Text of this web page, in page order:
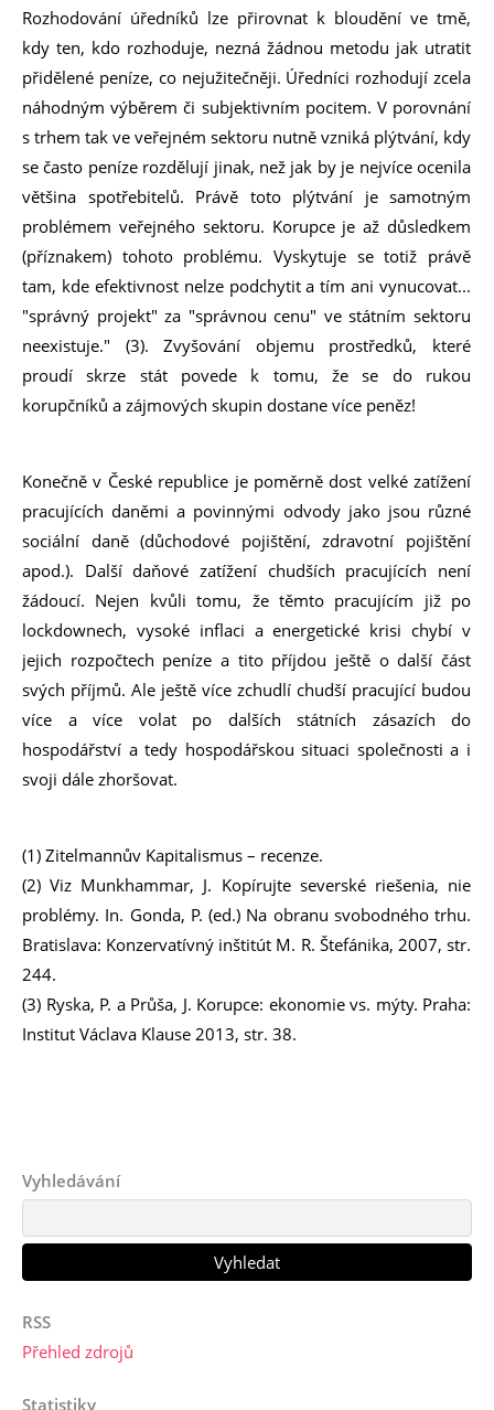
Rozhodování úředníků lze přirovnat k bloudění ve tmě,
kdy ten, kdo rozhoduje, nezná žádnou metodu jak utratit
přidělené peníze, co nejužitečněji. Úředníci rozhodují zcela
náhodným výběrem či subjektivním pocitem. V porovnání
s trhem tak ve veřejném sektoru nutně vzniká plýtvání, kdy
se často peníze rozdělují jinak, než jak by je nejvíce ocenila
většina spotřebitelů. Právě toto plýtvání je samotným
problémem veřejného sektoru. Korupce je až důsledkem
(příznakem) tohoto problému. Vyskytuje se totiž právě
tam, kde efektivnost nelze podchytit a tím ani vynucovat...
"správný projekt" za "správnou cenu" ve státním sektoru
neexistuje." (3). Zvyšování objemu prostředků, které
proudí skrze stát povede k tomu, že se do rukou
korupčníků a zájmových skupin dostane více peněz!
Konečně v České republice je poměrně dost velké zatížení
pracujících daněmi a povinnými odvody jako jsou různé
sociální daně (důchodové pojištění, zdravotní pojištění
apod.). Další daňové zatížení chudších pracujících není
žádoucí. Nejen kvůli tomu, že těmto pracujícím již po
lockdownech, vysoké inflaci a energetické krisi chybí v
jejich rozpočtech peníze a tito příjdou ještě o další část
svých příjmů. Ale ještě více zchudlí chudší pracující budou
více a více volat po dalších státních zásazích do
hospodářství a tedy hospodářskou situaci společnosti a i
svoji dále zhoršovat.
(1) Zitelmannův Kapitalismus – recenze.
(2) Viz Munkhammar, J. Kopírujte severské riešenia, nie
problémy. In. Gonda, P. (ed.) Na obranu svobodného trhu.
Bratislava: Konzervatívný inštitút M. R. Štefánika, 2007, str.
244.
(3) Ryska, P. a Průša, J. Korupce: ekonomie vs. mýty. Praha:
Institut Václava Klause 2013, str. 38.
Vyhledávání
RSS
Přehled zdrojů
Statistiky